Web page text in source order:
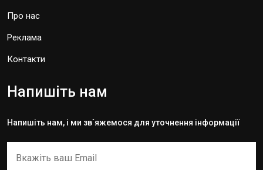
Про нас
Реклама
Контакти
Напишіть нам
Напишіть нам, і ми зв`яжемося для уточнення інформації